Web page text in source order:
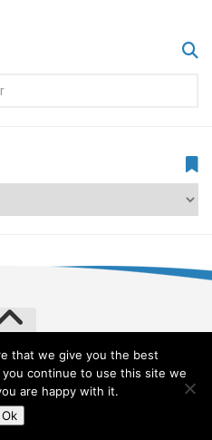
All Rights Reserved.
. Theme byAlx
that we give you the best
continue to use this site we
are happy with it.
Ok